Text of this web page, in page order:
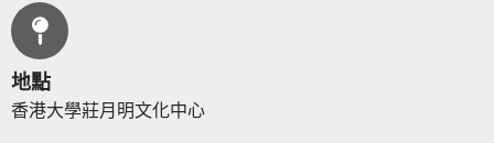
地點
香港大學莊月明文化中心